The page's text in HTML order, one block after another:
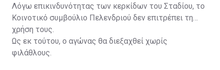
Λόγω επικινδυνότητας των κερκίδων του Σταδίου, το
Κοινοτικό συμβούλιο Πελενδριού δεν επιτρέπει τη
χρήση τους.
Ως εκ τούτου, ο αγώνας θα διεξαχθεί χωρίς
φιλάθλους.